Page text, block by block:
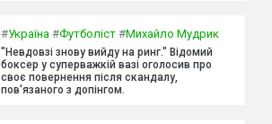
#Україна #Футболіст #Михайло Мудрик
"Невдовзі знову вийду на ринг." Відомий
боксер у суперважкій вазі оголосив про
своє повернення після скандалу,
пов'язаного з допінгом.